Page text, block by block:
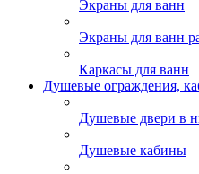
Экраны для ванн
Экраны для ванн
Каркасы для ванн
Душевые ограждения,
Душевые двери в
Душевые кабины